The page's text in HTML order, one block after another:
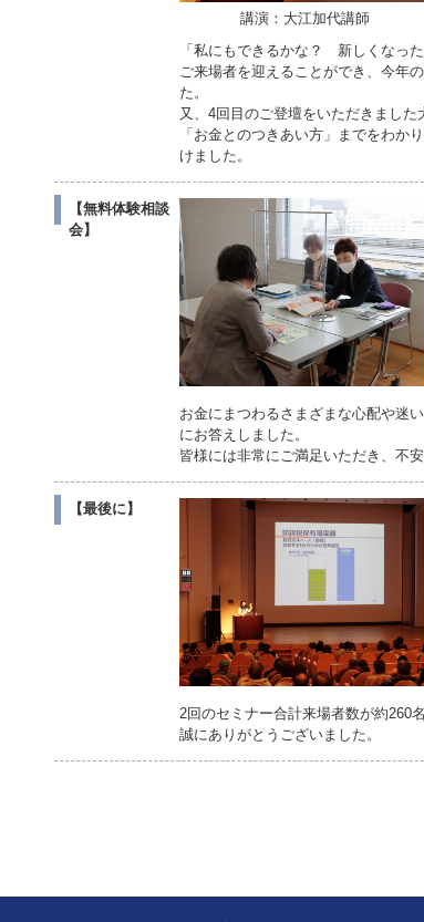
講演：大江加代講師
「私にもできるかな？ 新しくなっ
ご来場者を迎えることができ、今年
た。
又、4回目のご登壇をいただきました
「お金とのつきあい方」までをわか
けました。
【無料体験相談
会】
お金にまつわるさまざまな心配や迷
にお答えしました。
皆様には非常にご満足いただき、不
【最後に】
2回のセミナー合計来場者数が約260
誠にありがとうございました。